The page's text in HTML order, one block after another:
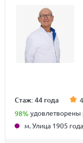
Стаж: 44 года
98% удовлетворены
м. Улица 1905 года